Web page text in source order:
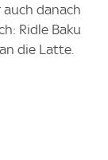
danach
Ridle Baku
die Latte.